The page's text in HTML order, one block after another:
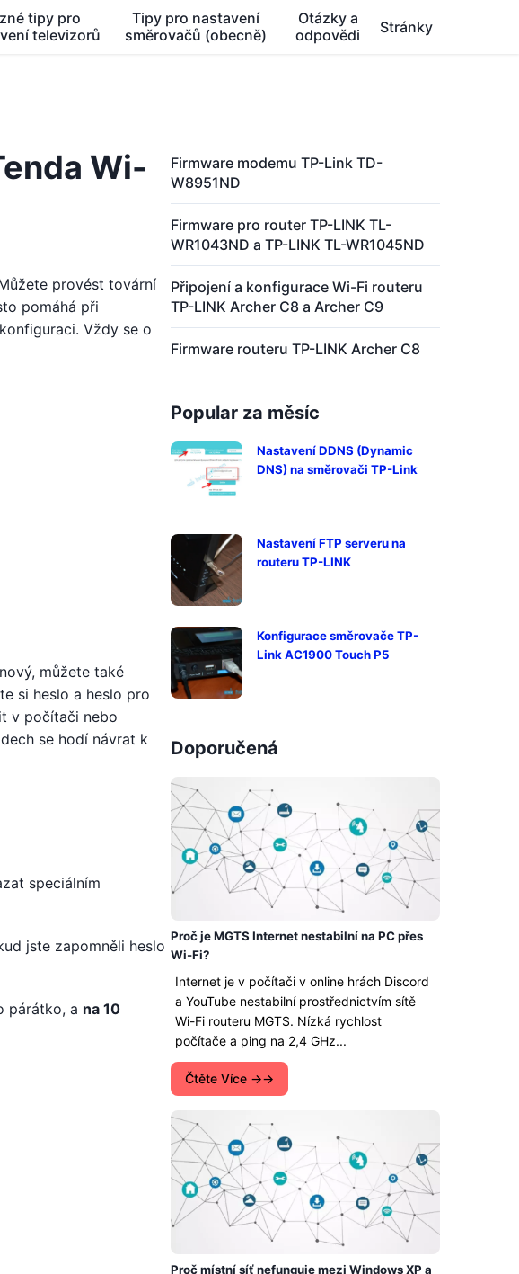
tipy pro
televizorů
Tipy pro nastavení
směrovačů (obecně)
Otázky a
odpovědi
Stránky
Wi-
provést tovární
pomáhá při
Vždy se o
můžete také
si heslo a heslo pro
v počítači nebo
se hodí návrat k
speciálním
jste zapomněli heslo
párátko, a na 10
Firmware modemu TP-Link TD-
W8951ND
Firmware pro router TP-LINK TL-
WR1043ND a TP-LINK TL-WR1045ND
Připojení a konfigurace Wi-Fi routeru
TP-LINK Archer C8 a Archer C9
Firmware routeru TP-LINK Archer C8
Popular za měsíc
Nastavení DDNS (Dynamic
DNS) na směrovači TP-Link
Nastavení FTP serveru na
routeru TP-LINK
Konfigurace směrovače TP-
Link AC1900 Touch P5
Doporučená
Proč je MGTS Internet nestabilní na PC přes
Wi-Fi?
Internet je v počítači v online hrách Discord
a YouTube nestabilní prostřednictvím sítě
Wi-Fi routeru MGTS. Nízká rychlost
počítače a ping na 2,4 GHz...
Čtěte Více →
Proč místní síť nefunguje mezi Windows XP a